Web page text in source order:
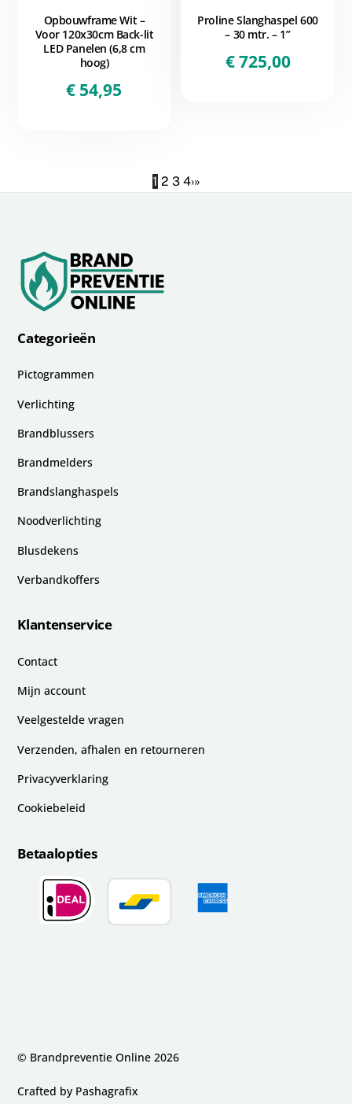
Opbouwframe Wit –
Voor 120x30cm Back-lit
LED Panelen (6,8 cm
hoog)
€ 54,95
Proline Slanghaspel 600
– 30 mtr. – 1”
€725,00
1 2 3 4›»
Categorieën
Pictogrammen
Verlichting
Brandblussers
Brandmelders
Brandslanghaspels
Noodverlichting
Blusdekens
Verbandkoffers
Klantenservice
Contact
Mijn account
Veelgestelde vragen
Verzenden, afhalen en retourneren
Privacyverklaring
Cookiebeleid
Betaalopties
© Brandpreventie Online 2026
Crafted by Pashagrafix